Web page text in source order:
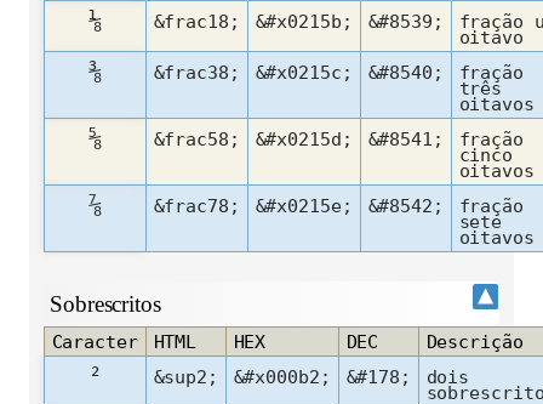
⅛ &frac18; &#x0215b; &#8539; fração
oitavo
⅜ &frac38; &#x0215c; &#8540; fração
três
oitavos
⅝ &frac58; &#x0215d; &#8541; fração
cinco
oitavos
⅞ &frac78; &#x0215e; &#8542; fração
sete
oitavos
Sobrescritos
Caracter HTML HEX DEC Descrição
² &sup2; &#x000b2; &#178; dois